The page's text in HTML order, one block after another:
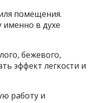
помещения.
именно в духе
бежевого,
эффект легкости и
работу и